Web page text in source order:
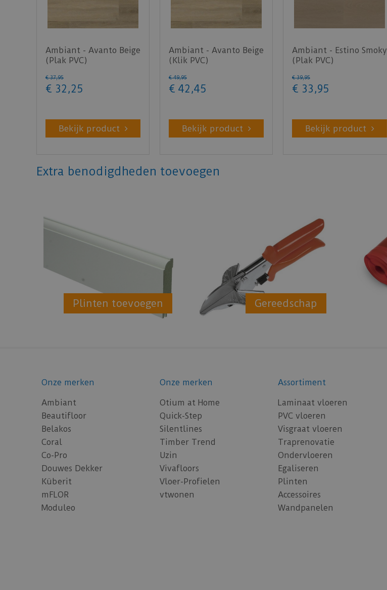
Ambiant - Avanto Beige
(Plak PVC)
€ 37,95
€ 32 ,25
Bekijk product
Ambiant - Avanto Beige
(Klik PVC)
€ 49,95
€ 42 ,45
Bekijk product
Ambiant - Estino Smoky
(Plak PVC)
€ 39,95
€ 33 ,95
Bekijk product
Extra benodigdheden toevoegen
Plinten toevoegen Gereedschap
Onze merken
Ambiant
Beautifloor
Belakos
Coral
Co-Pro
Douwes Dekker
Küberit
mFLOR
Moduleo
Onze merken
Otium at Home
Quick-Step
Silentlines
Timber Trend
Uzin
Vivafloors
Vloer-Profielen
vtwonen
Assortiment
Laminaat vloeren
PVC vloeren
Visgraat vloeren
Traprenovatie
Ondervloeren
Egaliseren
Plinten
Accessoires
Wandpanelen